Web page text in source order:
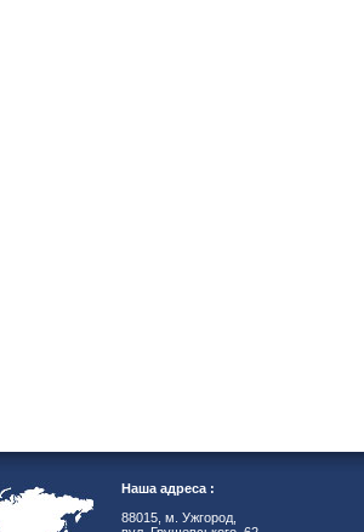
Наша адреса :
88015, м. Ужгород,